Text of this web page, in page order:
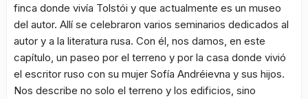
finca donde vivía Tolstói y que actualmente es un museo
del autor. Allí se celebraron varios seminarios dedicados al
autor y a la literatura rusa. Con él, nos damos, en este
capítulo, un paseo por el terreno y por la casa donde vivió
el escritor ruso con su mujer Sofía Andréievna y sus hijos.
Nos describe no solo el terreno y los edificios, sino